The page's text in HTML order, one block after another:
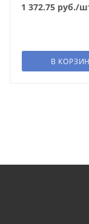
1 372.75 руб./
В